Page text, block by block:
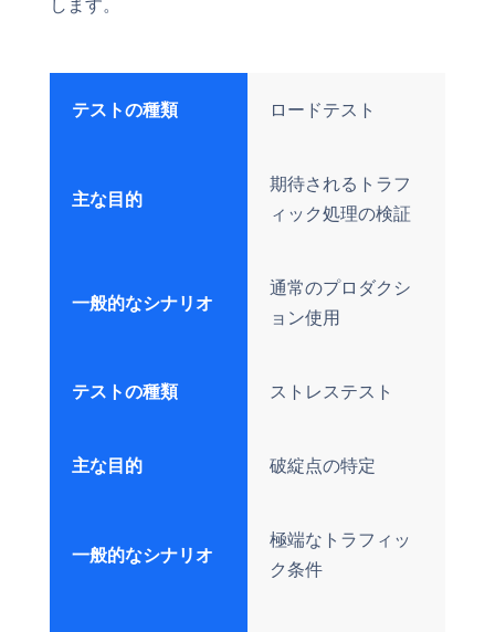
します。
テストの種類 ロードテスト
主な目的
期待されるトラフ
ィック処理の検証
一般的なシナリオ
通常のプロダクシ
ョン使用
テストの種類 ストレステスト
主な目的 破綻点の特定
一般的なシナリオ
極端なトラフィッ
ク条件